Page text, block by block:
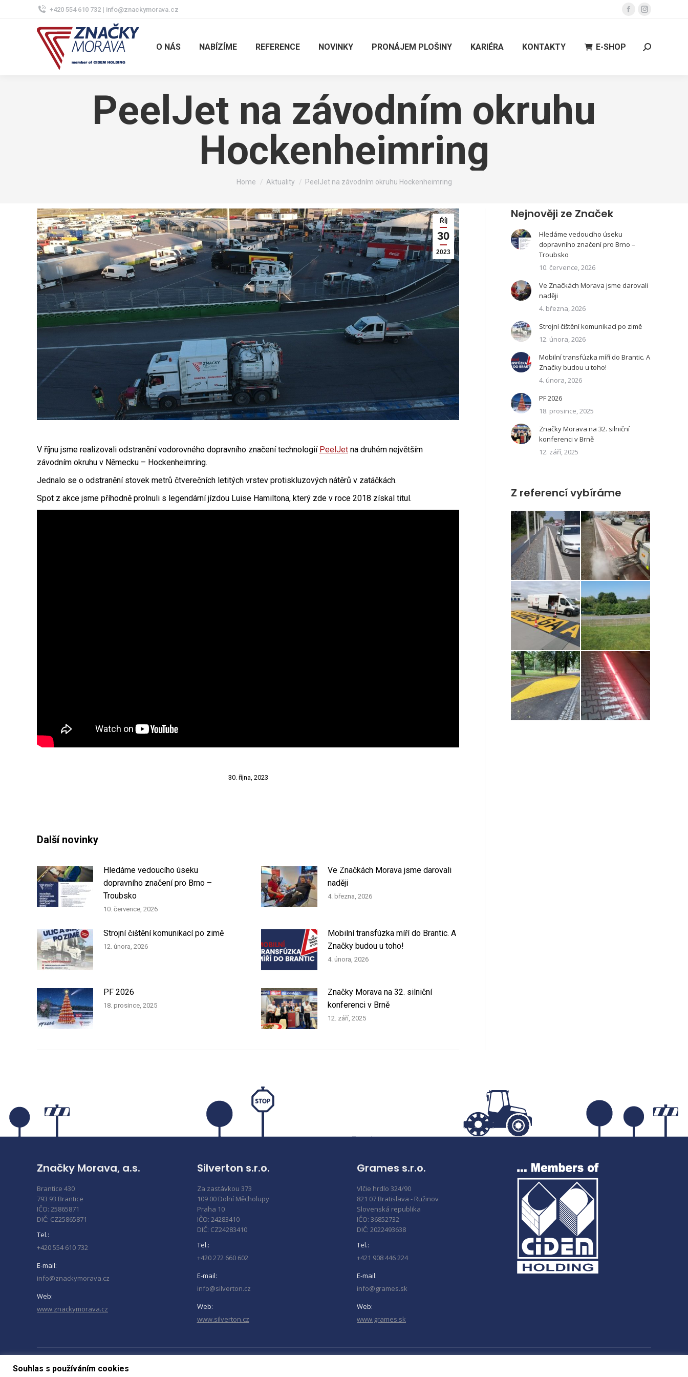
+420 554 610 732 | info@znackymorava.cz
Facebook
opens
Instagram
opens
O NÁS NABÍZÍME REFERENCE NOVINKY PRONÁJEM PLOŠINY KARIÉRA KONTAKTY E-SHOP Search:
PeelJet na závodním okruhu
Hockenheimring
You are here:
Home Aktuality PeelJet na závodním okruhu Hockenheimring
Říj
30
2023
V říjnu jsme realizovali odstranění vodorovného dopravního značení technologií PeelJet na druhém největším
závodním okruhu v Německu – Hockenheimring.
Jednalo se o odstranění stovek metrů čtverečních letitých vrstev protiskluzových nátěrů v zatáčkách.
Spot z akce jsme příhodně prolnuli s legendární jízdou Luise Hamiltona, který zde v roce 2018 získal titul.
30. října, 2023
Další novinky
Hledáme vedoucího úseku
dopravního značení pro Brno –
Troubsko
10. července, 2026
Ve Značkách Morava jsme darovali
naději
4. března, 2026
Strojní čištění komunikací po zimě
12. února, 2026
Mobilní transfúzka míří do Brantic. A
Značky budou u toho!
4. února, 2026
PF 2026
18. prosince, 2025
Značky Morava na 32. silniční
konferenci v Brně
12. září, 2025
Nejnověji ze Značek
Hledáme vedoucího úseku
dopravního značení pro Brno –
Troubsko
10. července, 2026
Ve Značkách Morava jsme darovali
naději
4. března, 2026
Strojní čištění komunikací po zimě
12. února, 2026
Mobilní transfúzka míří do Brantic. A
Značky budou u toho!
4. února, 2026
PF 2026
18. prosince, 2025
Značky Morava na 32. silniční
konferenci v Brně
12. září, 2025
Z referencí vybíráme
Značky Morava, a.s.
Brantice 430
793 93 Brantice
IČO: 25865871
DIČ: CZ25865871
Tel.:
+420 554 610 732
E-mail:
info@znackymorava.cz
Web:
www.znackymorava.cz
Silverton s.r.o.
Za zastávkou 373
109 00 Dolní Měcholupy
Praha 10
IČO: 24283410
DIČ: CZ24283410
Tel.:
+420 272 660 602
E-mail:
info@silverton.cz
Web:
www.silverton.cz
Grames s.r.o.
Vlčie hrdlo 324/90
821 07 Bratislava - Ružinov
Slovenská republika
IČO: 36852732
DIČ: 2022493638
Tel.:
+421 908 446 224
E-mail:
info@grames.sk
Web:
www.grames.sk
Souhlas s používáním cookies